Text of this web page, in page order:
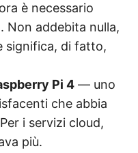
è necessario
Non addebita nulla,
significa, di fatto,
Pi 4 — uno
che abbia
i servizi cloud,
più.